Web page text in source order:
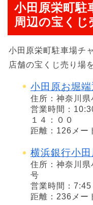
小田原栄町駐
周辺の宝くじ
小田原栄町駐車場チ
店舗の宝くじ売り場
小田原お堀
住所：神奈川県
営業時間：
１４：００
距離：126メー
横浜銀行小
住所：神奈川県
号
営業時間：
距離：236メー